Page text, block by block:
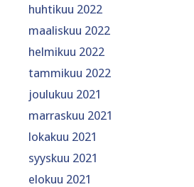
huhtikuu 2022
maaliskuu 2022
helmikuu 2022
tammikuu 2022
joulukuu 2021
marraskuu 2021
lokakuu 2021
syyskuu 2021
elokuu 2021